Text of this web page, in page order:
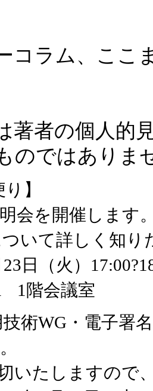
コラム、ここ
著者の個人的
のではありま
】
会を開催します
いて詳しく知
日（火）
1階会議室
術WG・電子署
いたしますので